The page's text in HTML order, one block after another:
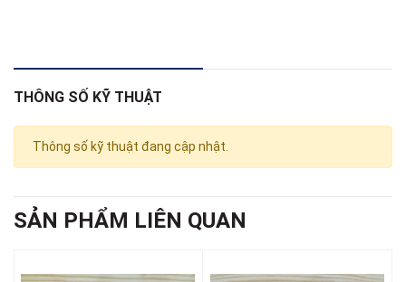
THÔNG SỐ KỸ THUẬT
Thông số kỹ thuật đang cập nhật.
SẢN PHẨM LIÊN QUAN